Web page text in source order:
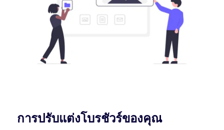
การปรับแต่งโบรชัวร์ของคุณ